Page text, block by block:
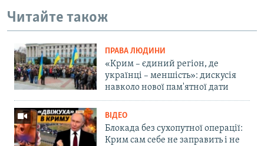
Читайте також
ПРАВА ЛЮДИНИ
«Крим – єдиний регіон, де
українці – меншість»: дискусія
навколо нової пам'ятної дати
ВІДЕО
Блокада без сухопутної операції:
Крим сам себе не заправить і не